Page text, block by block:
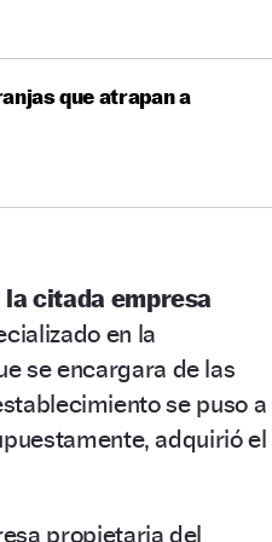
que atrapan a
la citada empresa
en la
se encargara de las
se puso a
adquirió el
propietaria del